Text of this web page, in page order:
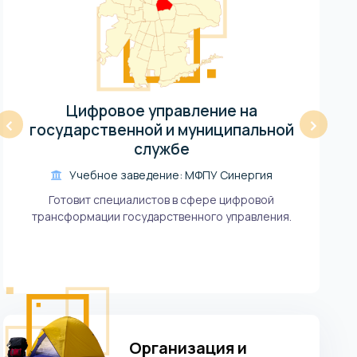
‹
Цифровое управление на
государственной и муниципальной
службе
Учебное заведение: МФПУ Синергия
Готовит специалистов в сфере цифровой
трансформации государственного управления.
›
Организация и